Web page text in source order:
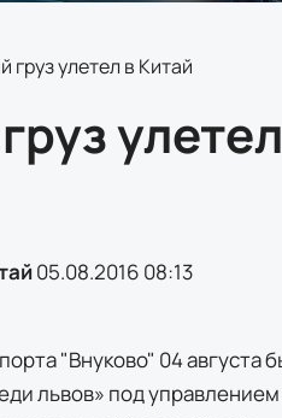
груз улетел в Китай
05.08.2016 08:13
"Внуково" 04
львов» под